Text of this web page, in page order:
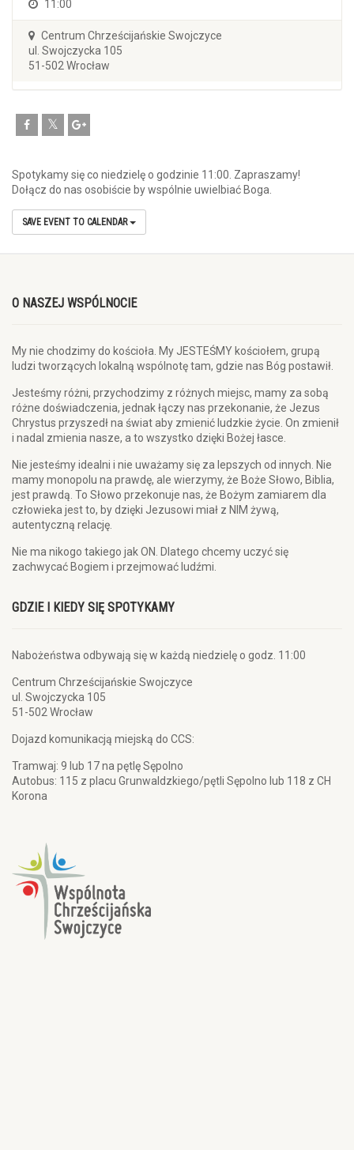
11:00
Centrum Chrześcijańskie Swojczyce
ul. Swojczycka 105
51-502 Wrocław
Spotykamy się co niedzielę o godzinie 11:00. Zapraszamy!
Dołącz do nas osobiście by wspólnie uwielbiać Boga.
SAVE EVENT TO CALENDAR
O NASZEJ WSPÓLNOCIE
My nie chodzimy do kościoła. My JESTEŚMY kościołem, grupą
ludzi tworzących lokalną wspólnotę tam, gdzie nas Bóg postawił.
Jesteśmy różni, przychodzimy z różnych miejsc, mamy za sobą
różne doświadczenia, jednak łączy nas przekonanie, że Jezus
Chrystus przyszedł na świat aby zmienić ludzkie życie. On zmienił
i nadal zmienia nasze, a to wszystko dzięki Bożej łasce.
Nie jesteśmy idealni i nie uważamy się za lepszych od innych. Nie
mamy monopolu na prawdę, ale wierzymy, że Boże Słowo, Biblia,
jest prawdą. To Słowo przekonuje nas, że Bożym zamiarem dla
człowieka jest to, by dzięki Jezusowi miał z NIM żywą,
autentyczną relację.
Nie ma nikogo takiego jak ON. Dlatego chcemy uczyć się
zachwycać Bogiem i przejmować ludźmi.
GDZIE I KIEDY SIĘ SPOTYKAMY
Nabożeństwa odbywają się w każdą niedzielę o godz. 11:00
Centrum Chrześcijańskie Swojczyce
ul. Swojczycka 105
51-502 Wrocław
Dojazd komunikacją miejską do CCS:
Tramwaj: 9 lub 17 na pętlę Sępolno
Autobus: 115 z placu Grunwaldzkiego/pętli Sępolno lub 118 z CH
Korona